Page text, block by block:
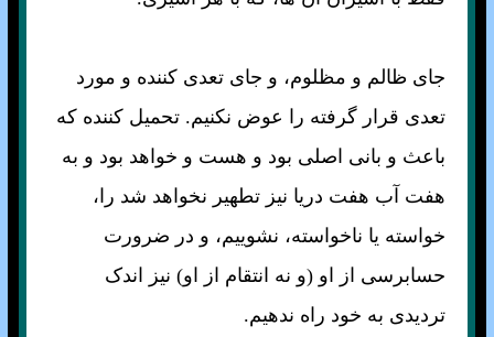
جای ظالم و مظلوم، و جای تعدی کننده و مورد
تعدی قرار گرفته را عوض نکنيم. تحميل کننده که
باعث و بانی اصلی بود و هست و خواهد بود و به
هفت آب هفت دريا نيز تطهير نخواهد شد را،
خواسته يا ناخواسته، نشوييم، و در ضرورت
حسابرسی از او (و نه انتقام از او) نيز اندک
ترديدی به خود راه ندهيم.